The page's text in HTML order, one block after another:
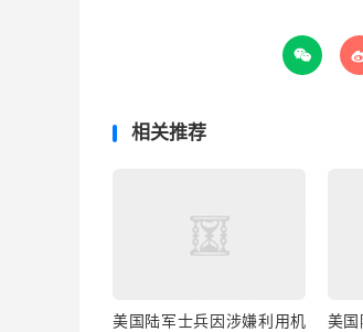

相关推荐
美国陆军士兵因涉嫌利用机
美